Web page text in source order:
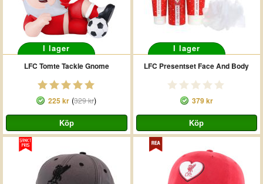
I lager
LFC Tomte Tackle Gnome
225 kr (329 kr)
I lager
LFC Presentset Face And Body
379 kr